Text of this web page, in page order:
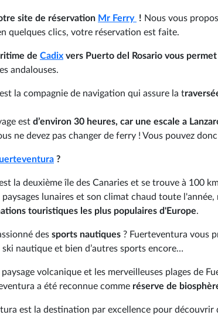
site de réservation Mr Ferry ! Nous vous
quelques clics, votre réservation est faite.
de Cadix vers Puerto del Rosario vous permet
andalouses.
est la compagnie de navigation qui assure la t
est d’environ 30 heures, car une escale a
ne devez pas changer de ferry ! Vous pouvez
?
la deuxième île des Canaries et se trouve à 100
paysages lunaires et son climat chaud toute
touristiques les plus populaires d'Europe.
des sports nautiques ? Fuerteventura vous
ski nautique et bien d’autres sports encore…
paysage volcanique et les merveilleuses plages de
a été reconnue comme réserve de
est la destination par excellence pour découvrir